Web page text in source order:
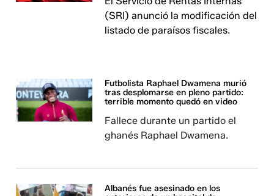
(SRI) anunció la modificación del
listado de paraísos fiscales.
Futbolista Raphael Dwamena murió
tras desplomarse en pleno partido:
terrible momento quedó en video
Fallece durante un partido el
ghanés Raphael Dwamena.
Albanés fue asesinado en los